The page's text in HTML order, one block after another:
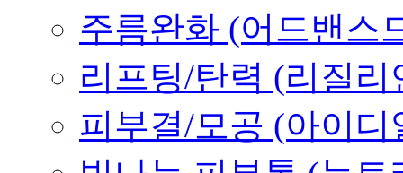
주름완화 (어드밴스
리프팅/탄력 (리질리
피부결/모공 (아이디